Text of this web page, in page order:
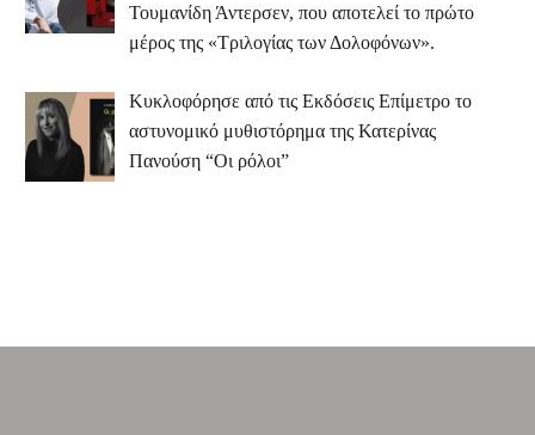
Τουμανίδη Άντερσεν, που αποτελεί το πρώτο
μέρος της «Τριλογίας των Δολοφόνων».
Κυκλοφόρησε από τις Εκδόσεις Επίμετρο το
αστυνομικό μυθιστόρημα της Κατερίνας
Πανούση “Οι ρόλοι”